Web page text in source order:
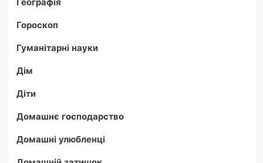
Гороскоп
Гуманітарні науки
Дім
Діти
Домашнє господарство
Домашні улюбленці